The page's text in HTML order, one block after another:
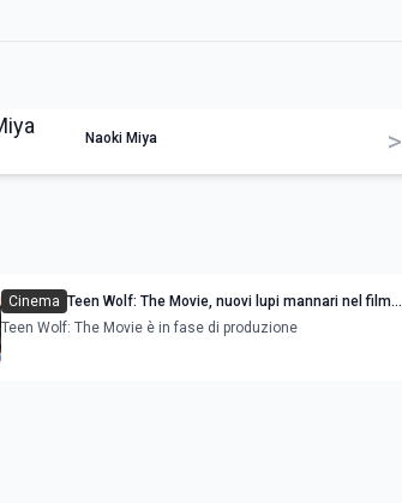
Naoki Miya >
Cinema Teen Wolf: The Movie, nuovi lupi mannari nel film
con Tyler Posey
Teen Wolf: The Movie è in fase di produzione